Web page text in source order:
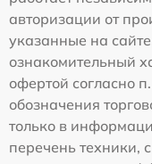
авторизации от
указанные на
ознакомительный
офертой согласно
обозначения
только в
перечень техники,